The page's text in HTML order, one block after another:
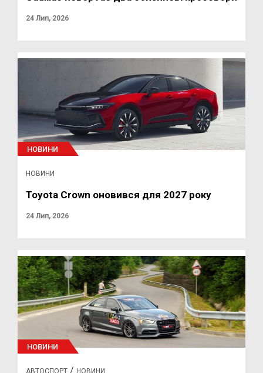
24 Лип, 2026
НОВИНИ
НОВИНИ
Toyota Crown оновився для 2027 року
24 Лип, 2026
НОВИНИ
АВТОСПОРТ / НОВИНИ